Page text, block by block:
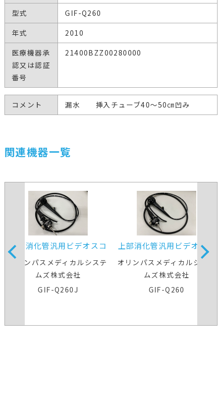
型式
GIF-Q260
年式
2010
医療機器承
認又は認証
番号
21400BZZ00280000
コメント 漏水 挿入チューブ40～50㎝凹み
関連機器一覧
上部消化管汎用ビデオスコ
ープ
オリンパスメディカルシステ
ムズ株式会社
GIF-Q260J
上部消化管汎用ビデオスコ
ープ
オリンパスメディカルシステ
ムズ株式会社
GIF-Q260